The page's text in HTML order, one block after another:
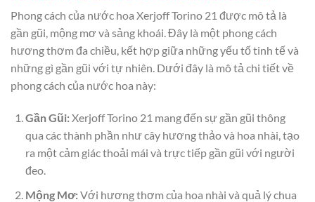
Phong cách của nước hoa Xerjoff Torino 21 được mô tả là
gần gũi, mộng mơ và sảng khoái. Đây là một phong cách
hương thơm đa chiều, kết hợp giữa những yếu tố tinh tế và
những gì gần gũi với tự nhiên. Dưới đây là mô tả chi tiết về
phong cách của nước hoa này:
Gần Gũi:Xerjoff Torino 21 mang đến sự gần gũi thông
qua các thành phần như cây hương thảo và hoa nhài, tạo
ra một cảm giác thoải mái và trực tiếp gần gũi với người
đeo.
Mộng Mơ:Với hương thơm của hoa nhài và quả lý chua